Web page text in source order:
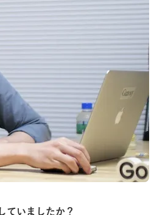
ていましたか？